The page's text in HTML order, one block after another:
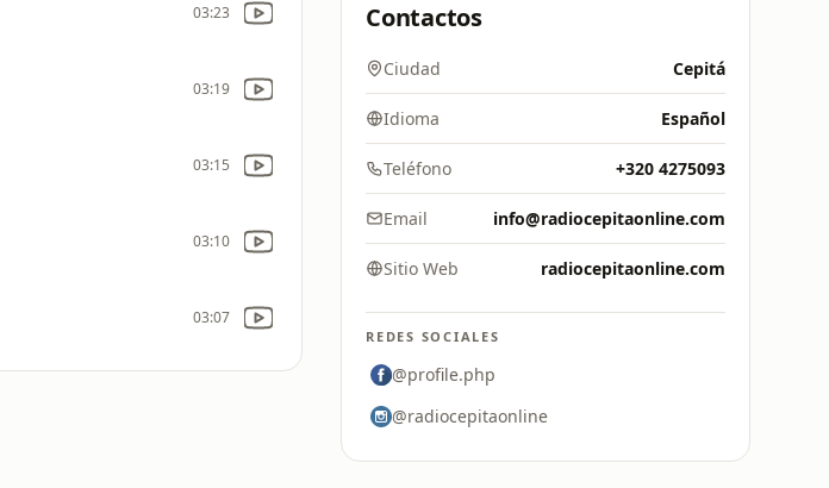
03:23
03:19
03:15
03:10
03:07
Contactos
Ciudad Cepitá
Idioma Español
Teléfono +320 4275093
Email info@radiocepitaonline.com
Sitio Web radiocepitaonline.com
REDES SOCIALES
@profile.php
@radiocepitaonline